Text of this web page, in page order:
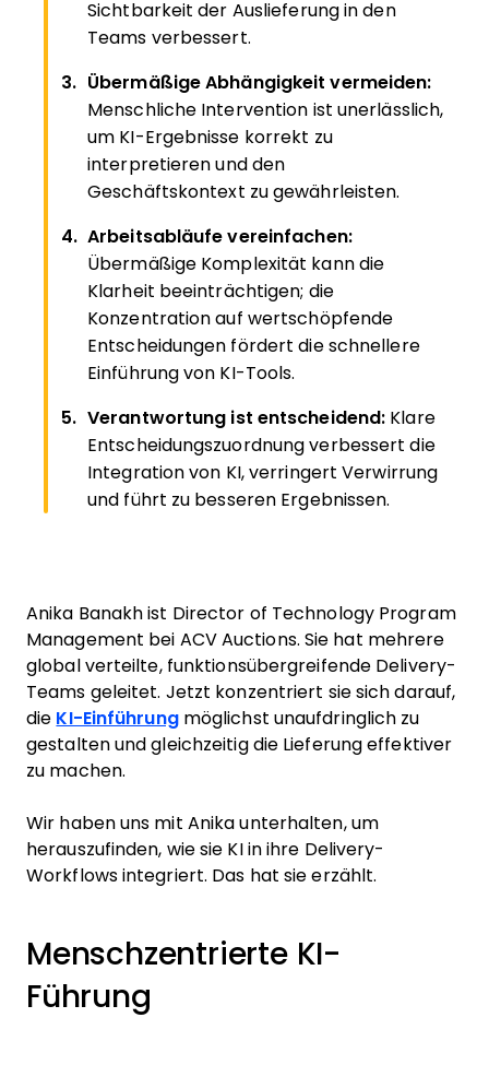
Sichtbarkeit der Auslieferung in den
Teams verbessert.
Übermäßige Abhängigkeit vermeiden:
Menschliche Intervention ist unerlässlich,
um KI-Ergebnisse korrekt zu
interpretieren und den
Geschäftskontext zu gewährleisten.
Arbeitsabläufe vereinfachen:
Übermäßige Komplexität kann die
Klarheit beeinträchtigen; die
Konzentration auf wertschöpfende
Entscheidungen fördert die schnellere
Einführung von KI-Tools.
Verantwortung ist entscheidend: Klare
Entscheidungszuordnung verbessert die
Integration von KI, verringert Verwirrung
und führt zu besseren Ergebnissen.
Anika Banakh ist Director of Technology Program
Management bei ACV Auctions. Sie hat mehrere
global verteilte, funktionsübergreifende Delivery-
Teams geleitet. Jetzt konzentriert sie sich darauf,
die KI-Einführungmöglichst unaufdringlich zu
gestalten und gleichzeitig die Lieferung effektiver
zu machen.
Wir haben uns mit Anika unterhalten, um
herauszufinden, wie sie KI in ihre Delivery-
Workflows integriert. Das hat sie erzählt.
Menschzentrierte KI-
Führung